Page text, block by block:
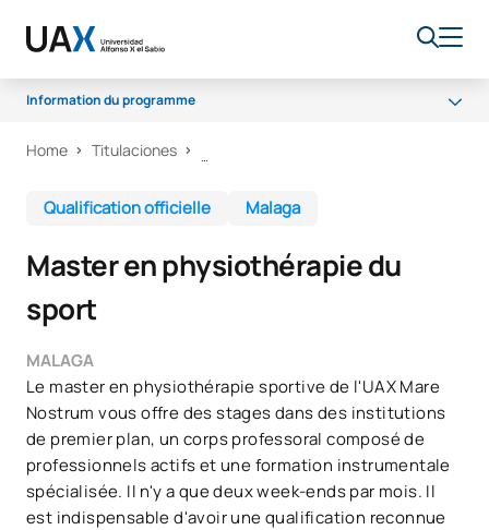
Information du programme
Programme
Débouchés professionnels
Qualité
Home Titulaciones
Qualification officielle Malaga
Master en physiothérapie du
sport
MALAGA
Le master en physiothérapie sportive de l'UAX Mare
Nostrum vous offre des stages dans des institutions
de premier plan, un corps professoral composé de
professionnels actifs et une formation instrumentale
spécialisée. Il n'y a que deux week-ends par mois. Il
est indispensable d'avoir une qualification reconnue